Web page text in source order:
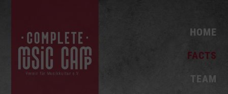
HOME
FACTS
TEAM